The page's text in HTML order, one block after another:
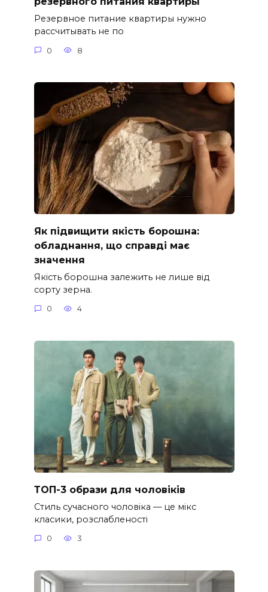
Резервное питание квартиры нужно
рассчитывать не по
0 8
Як підвищити якість борошна:
обладнання, що справді має
значення
Якість борошна залежить не лише від
сорту зерна.
0 4
ТОП-3 образи для чоловіків
Стиль сучасного чоловіка — це мікс
класики, розслабленості
0 3